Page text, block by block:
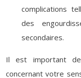
complications
des
secondaires.
Il est important de
concernant votre